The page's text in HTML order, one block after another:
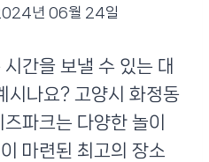
년 06월 24일
간을 보낼 수 있는 대
시나요? 고양시 화정동
파크는 다양한 놀이
마련된 최고의 장소